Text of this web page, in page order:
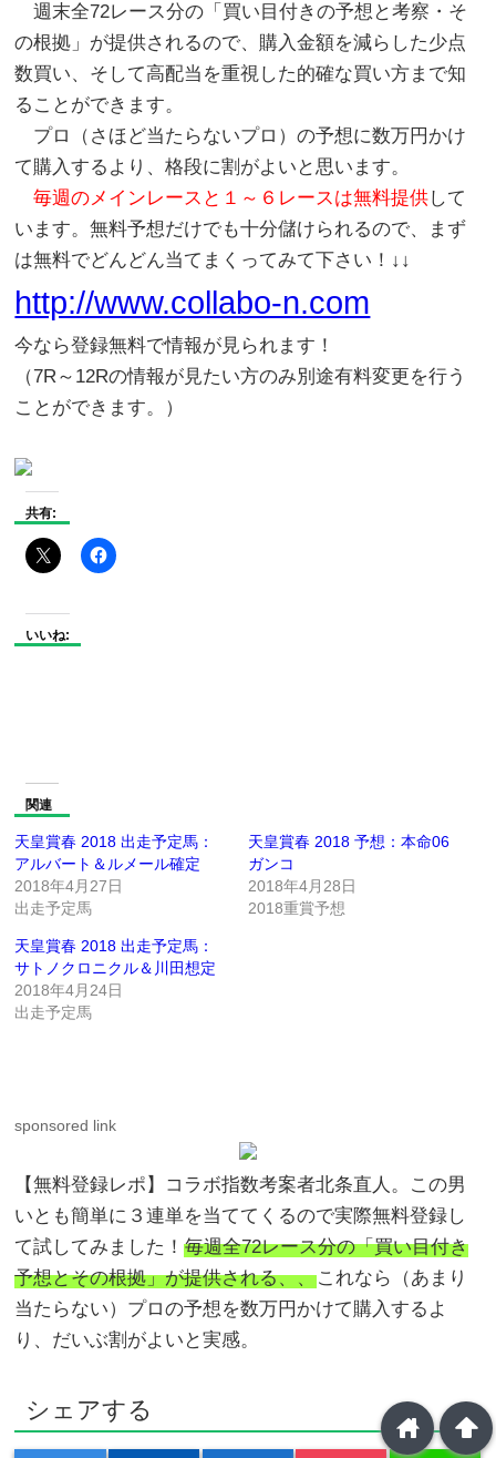
週末全72レース分の「買い目付きの予想と考察・そ
の根拠」が提供されるので、購入金額を減らした少点
数買い、そして高配当を重視した的確な買い方まで知
ることができます。
プロ（さほど当たらないプロ）の予想に数万円かけ
て購入するより、格段に割がよいと思います。
毎週のメインレースと１～６レースは無料提供して
います。無料予想だけでも十分儲けられるので、まず
は無料でどんどん当てまくってみて下さい！↓↓
http://www.collabo-n.com
今なら登録無料で情報が見られます！
（7R～12Rの情報が見たい方のみ別途有料変更を行う
ことができます。）
共有:
いいね:
関連
天皇賞春 2018 出走予定馬：
アルバート＆ルメール確定
2018年4月27日
出走予定馬
天皇賞春 2018 予想：本命06
ガンコ
2018年4月28日
2018重賞予想
天皇賞春 2018 出走予定馬：
サトノクロニクル＆川田想定
2018年4月24日
出走予定馬
sponsored link
【無料登録レポ】コラボ指数考案者北条直人。この男
いとも簡単に３連単を当ててくるので実際無料登録し
て試してみました！毎週全72レース分の「買い目付き
予想とその根拠」が提供される、、これなら（あまり
当たらない）プロの予想を数万円かけて購入するよ
り、だいぶ割がよいと実感。
シェアする
arrowup
home